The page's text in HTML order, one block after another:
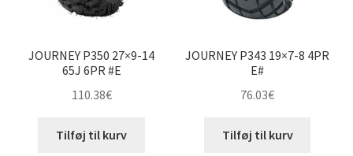
JOURNEY P350 27×9-14
65J 6PR #E
110.38€
Tilføj til kurv
JOURNEY P343 19×7-8 4PR
E#
76.03€
Tilføj til kurv